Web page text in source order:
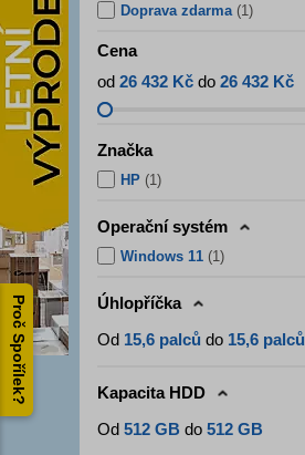
Proč Spořílek?
Doprava zdarma (1)
Cena
od 26 432 Kč do 26 432 Kč
Značka
HP (1)
Operační systém
Windows 11 (1)
Úhlopříčka
Od 15,6 palců do 15,6 palců
Kapacita HDD
Od 512 GB do 512 GB